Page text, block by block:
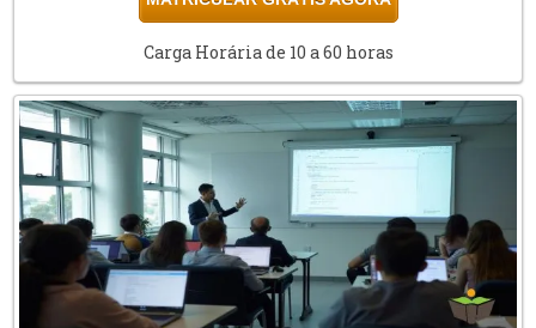
Carga Horária de 10 a 60 horas